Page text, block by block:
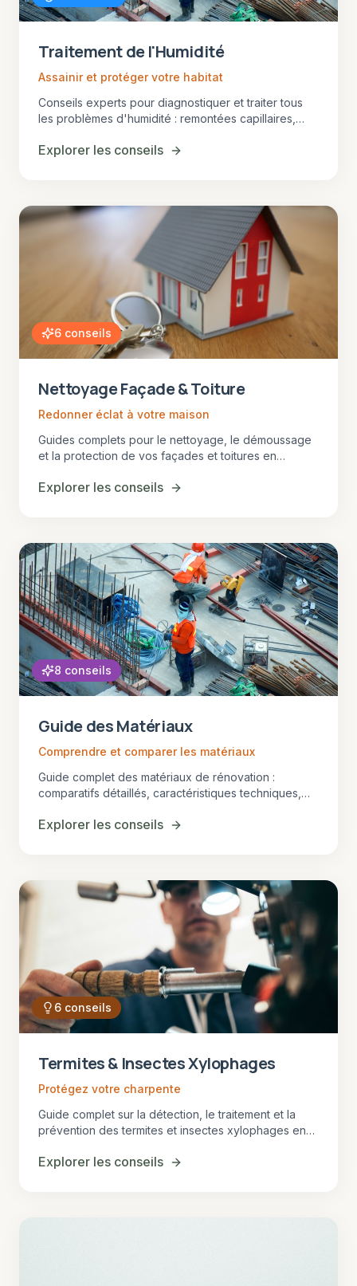
Traitement de l'Humidité
Assainir et protéger votre habitat
Conseils experts pour diagnostiquer et traiter tous
les problèmes d'humidité : remontées capillaires,
adaptées au climat girondin.
Explorer les conseils
6 conseils
Nettoyage Façade & Toiture
Redonner éclat à votre maison
Guides complets pour le nettoyage, le démoussage
et la protection de vos façades et toitures en
d'entretien.
Explorer les conseils
8 conseils
Guide des Matériaux
Comprendre et comparer les matériaux
Guide complet des matériaux de rénovation :
comparatifs détaillés, caractéristiques techniques,
projet.
Explorer les conseils
6 conseils
Termites & Insectes Xylophages
Protégez votre charpente
Guide complet sur la détection, le traitement et la
prévention des termites et insectes xylophages en
Explorer les conseils